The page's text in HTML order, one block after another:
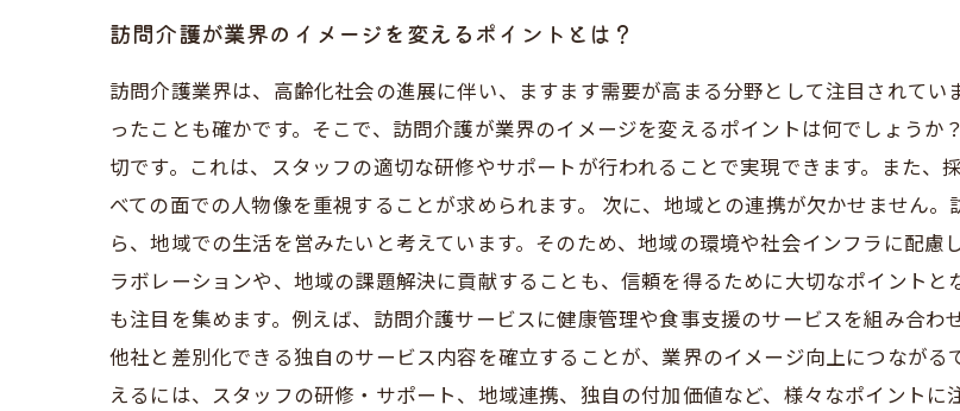
訪問介護が業界のイメージを変えるポイントとは？
訪問介護業界は、高齢化社会の進展に伴い、ますます需要が高まる分野として注目されて
ったことも確かです。そこで、訪問介護が業界のイメージを変えるポイントは何でしょう
切です。これは、スタッフの適切な研修やサポートが行われることで実現できます。また、
べての面での人物像を重視することが求められます。 次に、地域との連携が欠かせません
ら、地域での生活を営みたいと考えています。そのため、地域の環境や社会インフラに配
ラボレーションや、地域の課題解決に貢献することも、信頼を得るために大切なポイント
も注目を集めます。例えば、訪問介護サービスに健康管理や食事支援のサービスを組み合わ
他社と差別化できる独自のサービス内容を確立することが、業界のイメージ向上につなが
えるには、スタッフの研修・サポート、地域連携、独自の付加価値など、様々なポイントに